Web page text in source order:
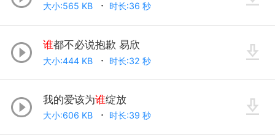
大小:565 KB 时长:36 秒
谁都不必说抱歉 易欣
大小:444 KB 时长:32 秒
我的爱该为谁绽放
大小:606 KB 时长:39 秒